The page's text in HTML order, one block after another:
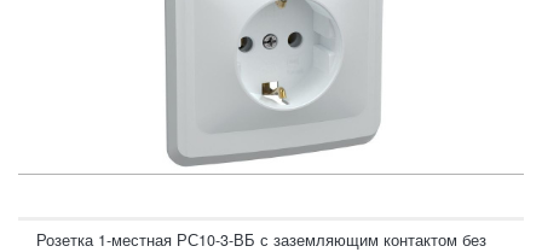
Розетка 1-местная РС10-3-ВБ с заземляющим контактом без